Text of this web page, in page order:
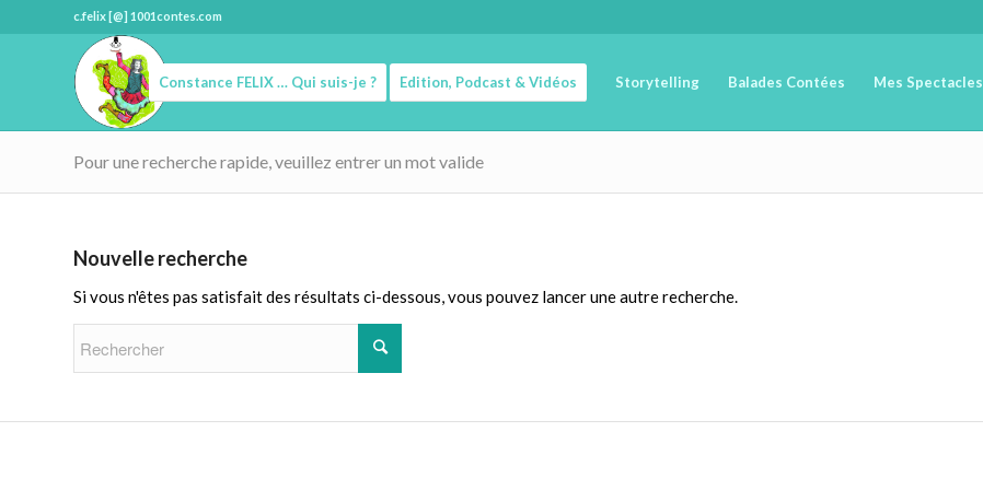
c.felix [@] 1001contes.com
Constance FELIX … Qui suis-je ? Edition, Podcast & Vidéos Storytelling Balades Contées Mes Spectacles
Pour une recherche rapide, veuillez entrer un mot valide
Nouvelle recherche
Si vous n'êtes pas satisfait des résultats ci-dessous, vous pouvez lancer une autre recherche.